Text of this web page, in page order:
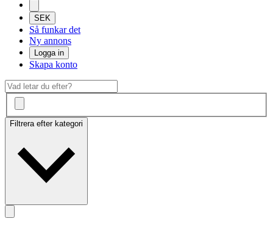
SEK
Så funkar det
Ny annons
Logga in
Skapa konto
Filtrera efter kategori